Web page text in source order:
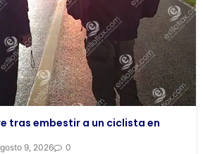
tras embestir a un ciclista en
9, 2026 0